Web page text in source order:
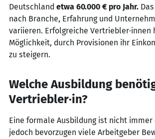
Deutschland etwa 60.000 € pro Jahr.
nach Branche, Erfahrung und
variieren. Erfolgreiche Vertriebler·innen
Möglichkeit, durch Provisionen ihr
zu steigern.
Welche Ausbildung
Vertriebler·in?
Eine formale Ausbildung ist nicht
jedoch bevorzugen viele Arbeitgeber